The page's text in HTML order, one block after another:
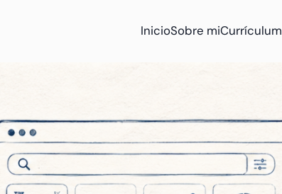
InicioSobre miCurrículum